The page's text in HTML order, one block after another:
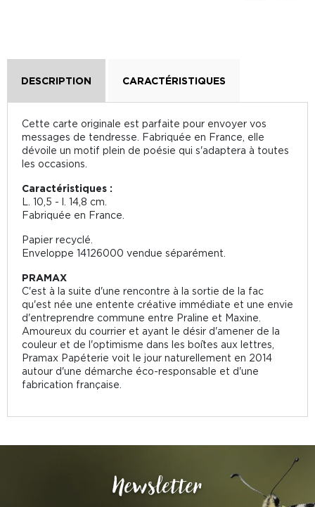
DESCRIPTION CARACTÉRISTIQUES
Cette carte originale est parfaite pour envoyer vos
messages de tendresse. Fabriquée en France, elle
dévoile un motif plein de poésie qui s'adaptera à toutes
les occasions.
Caractéristiques :
L. 10,5 - l. 14,8 cm.
Fabriquée en France.
Papier recyclé.
Enveloppe 14126000 vendue séparément.
PRAMAX
C'est à la suite d'une rencontre à la sortie de la fac
qu'est née une entente créative immédiate et une envie
d'entreprendre commune entre Praline et Maxine.
Amoureux du courrier et ayant le désir d'amener de la
couleur et de l'optimisme dans les boîtes aux lettres,
Pramax Papéterie voit le jour naturellement en 2014
autour d'une démarche éco-responsable et d'une
fabrication française.
Newsletter